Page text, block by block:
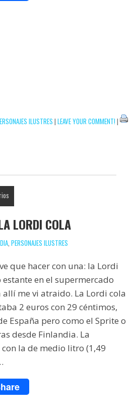
ILUSTRES | LEAVE YOUR COMMENT!|
LORDI COLA
, PERSONAJES ILUSTRES
que hacer con una: la Lordi
en el supermercado
me vi atraido. La Lordi cola
2 euros con 29 céntimos,
España pero como el Sprite o
desde Finlandia. La
la de medio litro (1,49